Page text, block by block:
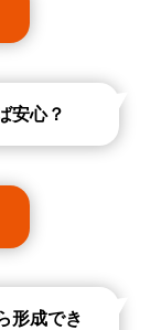
安心？
形成でき